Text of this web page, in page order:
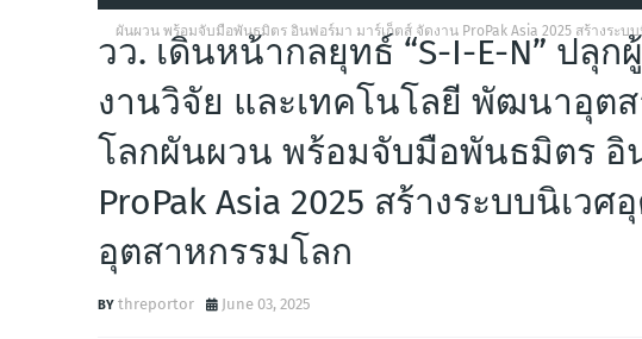
ผันผวน พร้อมจับมือพันธมิตร อินฟอร์มา มาร์เก็ตส์ จัดงาน ProPak Asia 2025 สร้างระ
วว. เดินหน้ากลยุทธ์ “S-I-E-N” ปลุ
งานวิจัย และเทคโนโลยี พัฒนาอุต
โลกผันผวน พร้อมจับมือพันธมิตร อิ
ProPak Asia 2025 สร้างระบบนิเว
อุตสาหกรรมโลก
threportor June 03, 2025